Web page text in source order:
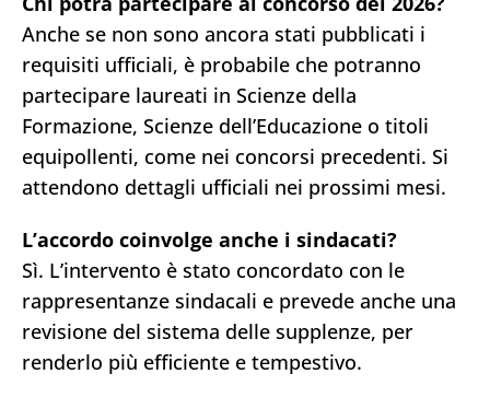
Anche se non sono ancora stati pubblicati i
requisiti ufficiali, è probabile che potranno
partecipare laureati in Scienze della
Formazione, Scienze dell’Educazione o titoli
equipollenti, come nei concorsi precedenti. Si
attendono dettagli ufficiali nei prossimi mesi.
L’accordo coinvolge anche i sindacati?
Sì. L’intervento è stato concordato con le
rappresentanze sindacali e prevede anche una
revisione del sistema delle supplenze, per
renderlo più efficiente e tempestivo.